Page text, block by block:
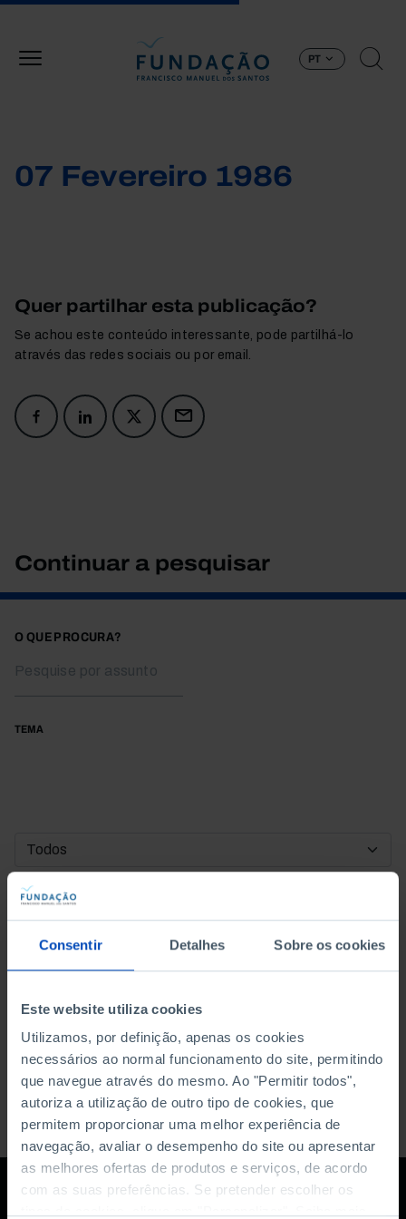
Consentir Detalhes Sobre os cookies
Este website utiliza cookies
Utilizamos, por definição, apenas os cookies
necessários ao normal funcionamento do site, permitindo
que navegue através do mesmo. Ao "Permitir todos",
autoriza a utilização de outro tipo de cookies, que
permitem proporcionar uma melhor experiência de
navegação, avaliar o desempenho do site ou apresentar
as melhores ofertas de produtos e serviços, de acordo
com as suas preferências. Se pretender escolher os
PT
07 Fevereiro 1986
Quer partilhar esta publicação?
Se achou este conteúdo interessante, pode partilhá-lo
através das redes sociais ou por email.
Continuar a pesquisar
O QUE PROCURA?
TEMA
DATA DE INÍCIO
DATA DE FIM